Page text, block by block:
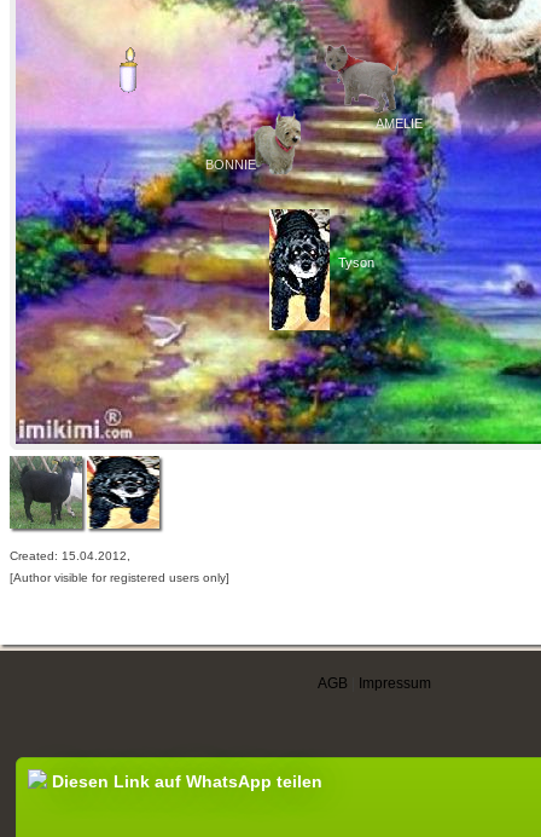
AMELIE
BONNIE
Tyson
Created: 15.04.2012,
[Author visible for registered users only]
AGB Impressum
Diesen Link auf WhatsApp teilen